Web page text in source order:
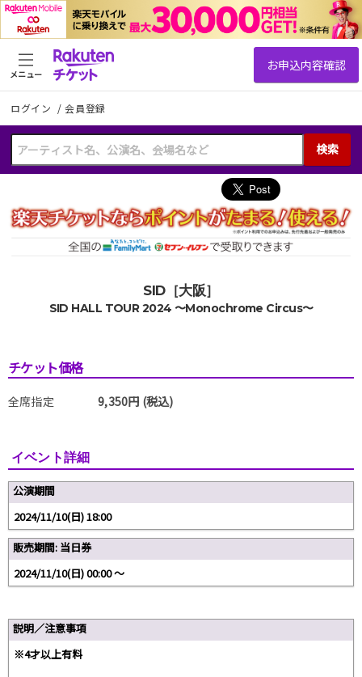
ログイン /会員登録
検索
メニュー
SID［大阪］
SID HALL TOUR 2024 〜Monochrome Circus〜
チケット価格
全席指定 9,350円 (税込)
イベント詳細
公演期間
2024/11/10(日) 18:00
販売期間: 当日券
2024/11/10(日) 00:00 〜
説明／注意事項
※4才以上有料